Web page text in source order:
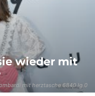
mit herztasche 6840 lg 0
wieder mit